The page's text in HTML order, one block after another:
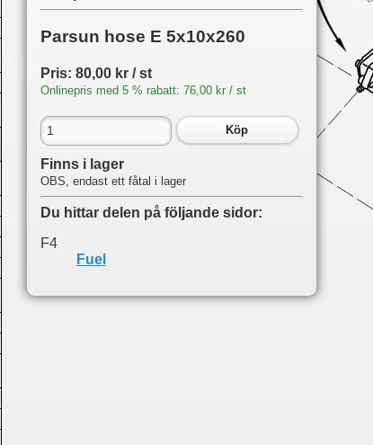
Parsun hose E 5x10x260
Pris: 80,00 kr / st
Onlinepris med 5 % rabatt: 76,00 kr / st
Köp
Finns i lager
OBS, endast ett fåtal i lager
Du hittar delen på följande sidor:
F4
Fuel